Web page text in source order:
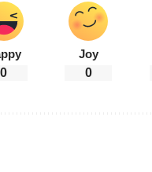
0
Joy
0